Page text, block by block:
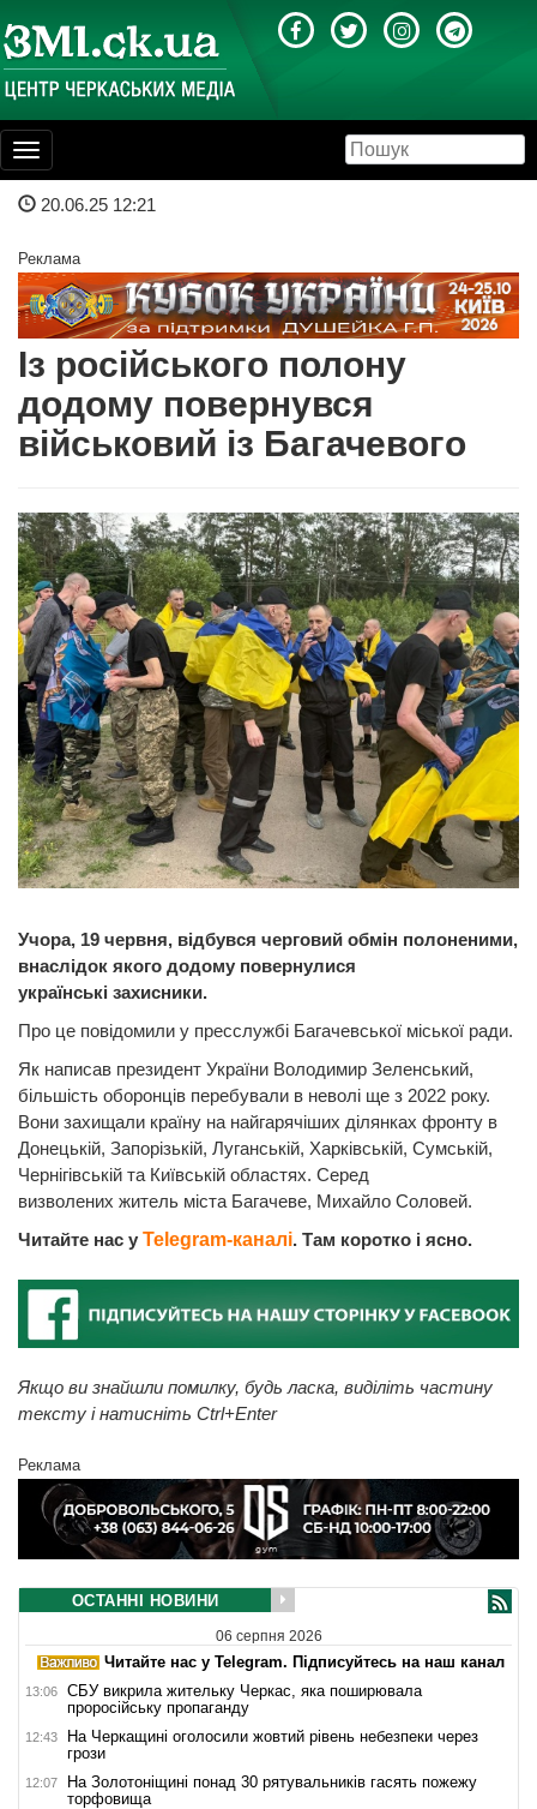
Toggle
navigation
20.06.25 12:21
Реклама
Із російського полону
додому повернувся
військовий із Багачевого
Учора, 19 червня, відбувся черговий обмін полоненими,
внаслідок якого додому повернулися
українські захисники.
Про це повідомили у пресслужбі Багачевської міської ради.
Як написав президент України Володимир Зеленський,
більшість оборонців перебували в неволі ще з 2022 року.
Вони захищали країну на найгарячіших ділянках фронту в
Донецькій, Запорізькій, Луганській, Харківській, Сумській,
Чернігівській та Київській областях. Серед
визволених житель міста Багачеве, Михайло Соловей.
Читайте нас у Telegram-каналі. Там коротко і ясно.
Якщо ви знайшли помилку, будь ласка, виділіть частину
тексту і натисніть Ctrl+Enter
Реклама
ОСТАННІ НОВИНИ
06 серпня 2026
Читайте нас у Telegram. Підписуйтесь на наш канал
13:06
СБУ викрила жительку Черкас, яка поширювала
проросійську пропаганду
12:43
На Черкащині оголосили жовтий рівень небезпеки через
грози
12:07
На Золотоніщині понад 30 рятувальників гасять пожежу
торфовища